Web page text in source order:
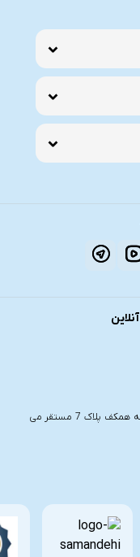
واقع در تهران ،چهار راه ولیعصر ،پاساژ ابریشم طبقه همکف پلاک 7 مستقر می